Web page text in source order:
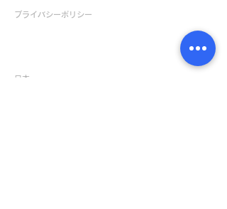
​プライバシーポリシー
日本